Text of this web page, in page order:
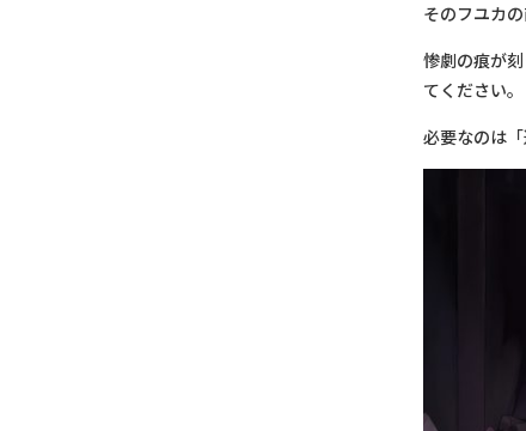
そのフユカ
惨劇の痕が
てください。
必要なのは「